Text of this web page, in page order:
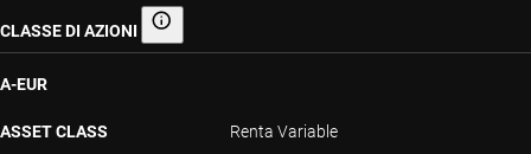
CLASSE DI AZIONI Classe di azioni
A-EUR
ASSET CLASS Renta Variable